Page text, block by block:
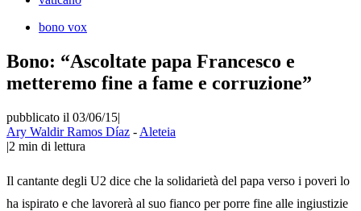
bono vox
Bono: “Ascoltate papa Francesco e
metteremo fine a fame e corruzione”
pubblicato il 03/06/15|
Ary Waldir Ramos Díaz - Aleteia
|2 min di lettura
Il cantante degli U2 dice che la solidarietà del papa verso i poveri lo
ha ispirato e che lavorerà al suo fianco per porre fine alle ingiustizie